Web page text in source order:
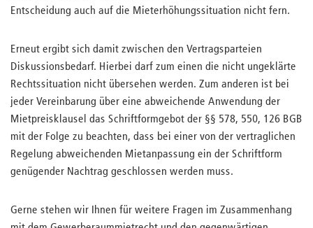
Entscheidung auch auf die Mieterhöhungssituation nicht fern.
Erneut ergibt sich damit zwischen den Vertragsparteien
Diskussionsbedarf. Hierbei darf zum einen die nicht ungeklärte
Rechtssituation nicht übersehen werden. Zum anderen ist bei
jeder Vereinbarung über eine abweichende Anwendung der
Mietpreisklausel das Schriftformgebot der §§ 578, 550, 126 BGB
mit der Folge zu beachten, dass bei einer von der vertraglichen
Regelung abweichenden Mietanpassung ein der Schriftform
genügender Nachtrag geschlossen werden muss.
Gerne stehen wir Ihnen für weitere Fragen im Zusammenhang